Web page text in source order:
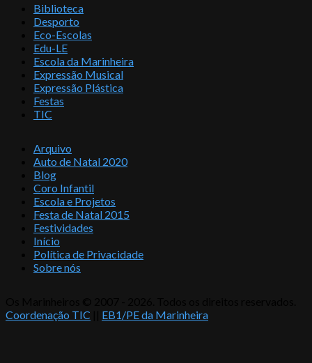
Biblioteca
Desporto
Eco-Escolas
Edu-LE
Escola da Marinheira
Expressão Musical
Expressão Plástica
Festas
TIC
Arquivo
Auto de Natal 2020
Blog
Coro Infantil
Escola e Projetos
Festa de Natal 2015
Festividades
Início
Política de Privacidade
Sobre nós
Coordenação TIC
EB1/PE da Marinheira